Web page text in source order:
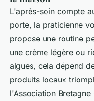
L'après-soin compte
porte, la praticienne
propose une routine
une crème légère ou
algues, cela dépend
produits locaux
l'Association